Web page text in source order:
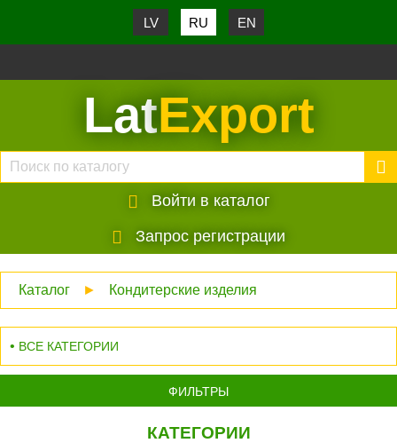
LV RU EN
LatExport
Войти в каталог
Запрос регистрации
Каталог ► Кондитерские изделия
ВСЕ КАТЕГОРИИ
ФИЛЬТРЫ
КАТЕГОРИИ